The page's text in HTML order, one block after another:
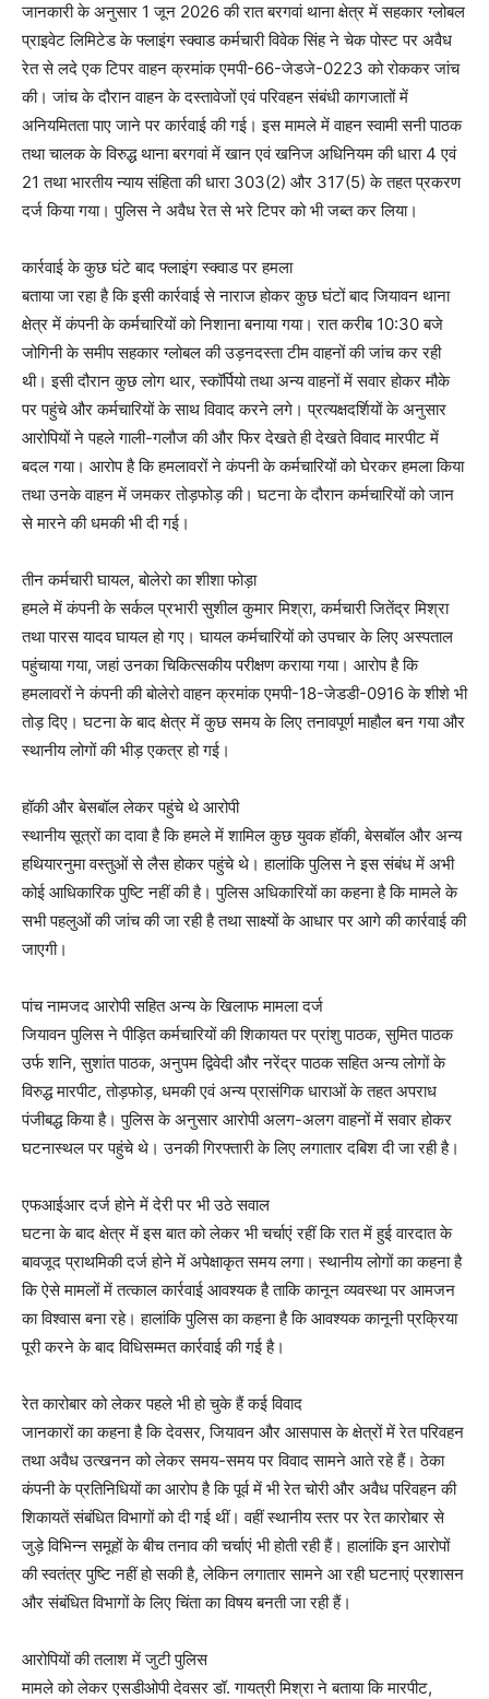
जानकारी के अनुसार 1 जून 2026 की रात बरगवां थाना क्षेत्र में सहकार ग्लोबल
प्राइवेट लिमिटेड के फ्लाइंग स्क्वाड कर्मचारी विवेक सिंह ने चेक पोस्ट पर अवैध
रेत से लदे एक टिपर वाहन क्रमांक एमपी-66-जेडजे-0223 को रोककर जांच
की। जांच के दौरान वाहन के दस्तावेजों एवं परिवहन संबंधी कागजातों में
अनियमितता पाए जाने पर कार्रवाई की गई। इस मामले में वाहन स्वामी सनी पाठक
तथा चालक के विरुद्ध थाना बरगवां में खान एवं खनिज अधिनियम की धारा 4 एवं
21 तथा भारतीय न्याय संहिता की धारा 303(2) और 317(5) के तहत प्रकरण
दर्ज किया गया। पुलिस ने अवैध रेत से भरे टिपर को भी जब्त कर लिया।
कार्रवाई के कुछ घंटे बाद फ्लाइंग स्क्वाड पर हमला
बताया जा रहा है कि इसी कार्रवाई से नाराज होकर कुछ घंटों बाद जियावन थाना
क्षेत्र में कंपनी के कर्मचारियों को निशाना बनाया गया। रात करीब 10:30 बजे
जोगिनी के समीप सहकार ग्लोबल की उड़नदस्ता टीम वाहनों की जांच कर रही
थी। इसी दौरान कुछ लोग थार, स्कॉर्पियो तथा अन्य वाहनों में सवार होकर मौके
पर पहुंचे और कर्मचारियों के साथ विवाद करने लगे। प्रत्यक्षदर्शियों के अनुसार
आरोपियों ने पहले गाली-गलौज की और फिर देखते ही देखते विवाद मारपीट में
बदल गया। आरोप है कि हमलावरों ने कंपनी के कर्मचारियों को घेरकर हमला किया
तथा उनके वाहन में जमकर तोड़फोड़ की। घटना के दौरान कर्मचारियों को जान
से मारने की धमकी भी दी गई।
तीन कर्मचारी घायल, बोलेरो का शीशा फोड़ा
हमले में कंपनी के सर्कल प्रभारी सुशील कुमार मिश्रा, कर्मचारी जितेंद्र मिश्रा
तथा पारस यादव घायल हो गए। घायल कर्मचारियों को उपचार के लिए अस्पताल
पहुंचाया गया, जहां उनका चिकित्सकीय परीक्षण कराया गया। आरोप है कि
हमलावरों ने कंपनी की बोलेरो वाहन क्रमांक एमपी-18-जेडडी-0916 के शीशे भी
तोड़ दिए। घटना के बाद क्षेत्र में कुछ समय के लिए तनावपूर्ण माहौल बन गया और
स्थानीय लोगों की भीड़ एकत्र हो गई।
हॉकी और बेसबॉल लेकर पहुंचे थे आरोपी
स्थानीय सूत्रों का दावा है कि हमले में शामिल कुछ युवक हॉकी, बेसबॉल और अन्य
हथियारनुमा वस्तुओं से लैस होकर पहुंचे थे। हालांकि पुलिस ने इस संबंध में अभी
कोई आधिकारिक पुष्टि नहीं की है। पुलिस अधिकारियों का कहना है कि मामले के
सभी पहलुओं की जांच की जा रही है तथा साक्ष्यों के आधार पर आगे की कार्रवाई की
जाएगी।
पांच नामजद आरोपी सहित अन्य के खिलाफ मामला दर्ज
जियावन पुलिस ने पीड़ित कर्मचारियों की शिकायत पर प्रांशु पाठक, सुमित पाठक
उर्फ शनि, सुशांत पाठक, अनुपम द्विवेदी और नरेंद्र पाठक सहित अन्य लोगों के
विरुद्ध मारपीट, तोड़फोड़, धमकी एवं अन्य प्रासंगिक धाराओं के तहत अपराध
पंजीबद्ध किया है। पुलिस के अनुसार आरोपी अलग-अलग वाहनों में सवार होकर
घटनास्थल पर पहुंचे थे। उनकी गिरफ्तारी के लिए लगातार दबिश दी जा रही है।
एफआईआर दर्ज होने में देरी पर भी उठे सवाल
घटना के बाद क्षेत्र में इस बात को लेकर भी चर्चाएं रहीं कि रात में हुई वारदात के
बावजूद प्राथमिकी दर्ज होने में अपेक्षाकृत समय लगा। स्थानीय लोगों का कहना है
कि ऐसे मामलों में तत्काल कार्रवाई आवश्यक है ताकि कानून व्यवस्था पर आमजन
का विश्वास बना रहे। हालांकि पुलिस का कहना है कि आवश्यक कानूनी प्रक्रिया
पूरी करने के बाद विधिसम्मत कार्रवाई की गई है।
रेत कारोबार को लेकर पहले भी हो चुके हैं कई विवाद
जानकारों का कहना है कि देवसर, जियावन और आसपास के क्षेत्रों में रेत परिवहन
तथा अवैध उत्खनन को लेकर समय-समय पर विवाद सामने आते रहे हैं। ठेका
कंपनी के प्रतिनिधियों का आरोप है कि पूर्व में भी रेत चोरी और अवैध परिवहन की
शिकायतें संबंधित विभागों को दी गई थीं। वहीं स्थानीय स्तर पर रेत कारोबार से
जुड़े विभिन्न समूहों के बीच तनाव की चर्चाएं भी होती रही हैं। हालांकि इन आरोपों
की स्वतंत्र पुष्टि नहीं हो सकी है, लेकिन लगातार सामने आ रही घटनाएं प्रशासन
और संबंधित विभागों के लिए चिंता का विषय बनती जा रही हैं।
आरोपियों की तलाश में जुटी पुलिस
मामले को लेकर एसडीओपी देवसर डॉ. गायत्री मिश्रा ने बताया कि मारपीट,